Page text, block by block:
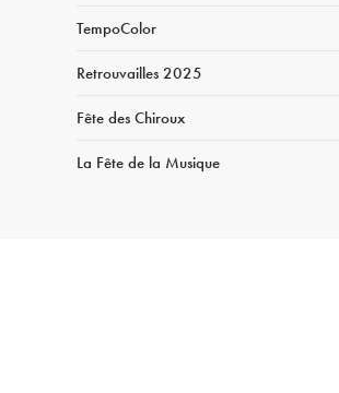
TempoColor
Retrouvailles 2025
Fête des Chiroux
La Fête de la Musique